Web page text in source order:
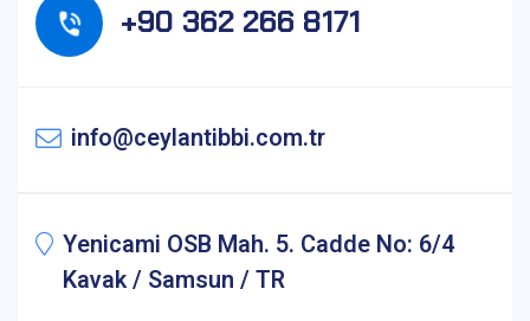
+90 362 266 8171
info@ceylantibbi.com.tr
Yenicami OSB Mah. 5. Cadde No: 6/4
Kavak / Samsun / TR